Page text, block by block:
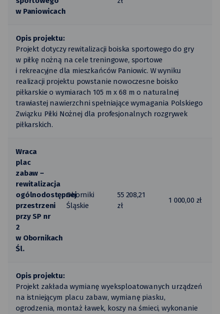
w Paniowicach
Opis projektu:
Projekt dotyczy rewitalizacji boiska sportowego do gry
w piłkę nożną na cele treningowe, sportowe
i rekreacyjne dla mieszkańców Paniowic. W wyniku
realizacji projektu powstanie nowoczesne boisko
piłkarskie o wymiarach 105 m x 68 m o naturalnej
trawiastej nawierzchni spełniające wymagania Polskiego
Związku Piłki Nożnej dla profesjonalnych rozgrywek
piłkarskich.
Wraca
plac
zabaw –
rewitalizacja
ogólnodostępnej
przestrzeni
przy SP nr
2
w Obornikach
Śl.
Oborniki
Śląskie
55 208,21
zł
1 000,00 zł
Opis projektu:
Projekt zakłada wymianę wyeksploatowanych urządzeń
na istniejącym placu zabaw, wymianę piasku,
ogrodzenia, montaż ławek, koszy na śmieci, wykonanie